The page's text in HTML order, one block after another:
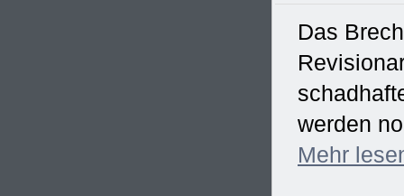
Das
werden
Mehr